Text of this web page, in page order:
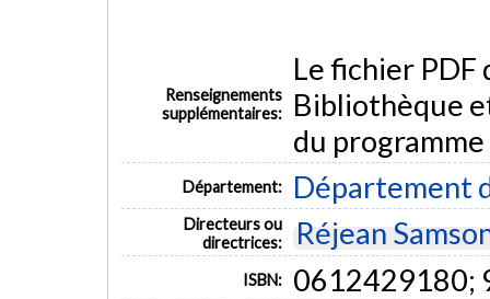
Renseignements
supplémentaires:
Le fichier
Bibliothèque
du programme
Département: Département
Directeurs ou
directrices:
Réjean
ISBN: 0612429180;